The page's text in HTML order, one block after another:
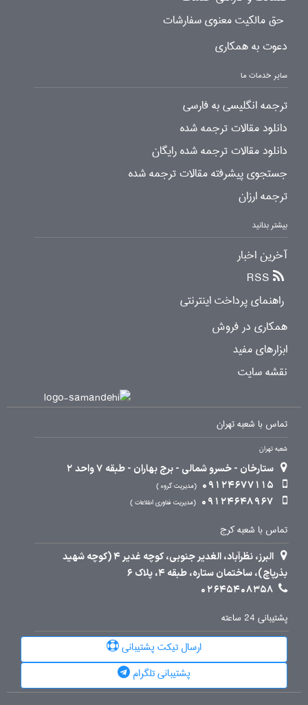
حق مالکیت معنوی سفارشات
دعوت به همکاری
سایر خدمات ما
ترجمه انگلیسی به فارسی
دانلود مقالات ترجمه شده
دانلود مقالات ترجمه شده رایگان
جستجوی پیشرفته مقالات ترجمه شده
ترجمه ارزان
بیشتر بدانید
آخرین اخبار
RSS
راهنمای پرداخت اینترنتی
همکاری در فروش
ابزارهای مفید
نقشه سایت
تماس با شعبه تهران
شعبه تهران
ستارخان - خسرو شمالی - برج بهاران - طبقه 7 واحد 2
09124677115
مدیریت گروه
09124648967 مدیریت فناوری اطلاعات
تماس با شعبه کرج
البرز، نظرآباد، الغدیر جنوبی، کوچه غدیر 4 (کوچه شهید
بذرپاچ)، ساختمان ستاره، طبقه 4، پلاک 6
02645408358
پشتیبانی 24 ساعته
ارسال تیکت پشتیبانی
پشتیبانی تلگرام